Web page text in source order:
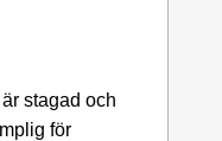
stagad och
för